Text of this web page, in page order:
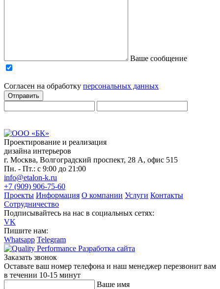
Ваше сообщение
Согласен на обработку персональныx данных
Отправить
Проектирование и реализация
дизайна интерьеров
г. Москва, Волгоградский проспект, 28 А, офис 515
Пн. - Пт.: с 9:00 до 21:00
info@etalon-k.ru
+7 (909) 906-75-60
Проекты Информация О компании Услуги Контакты
Сотрудничество
Подписывайтесь на нас в социальных сетях:
VK
Пишите нам:
Whatsapp Telegram
Pазработка сайта
Заказать звонок
Оставьте ваш номер телефона и наш менеджер перезвонит вам
в течении 10-15 минут
Ваше имя